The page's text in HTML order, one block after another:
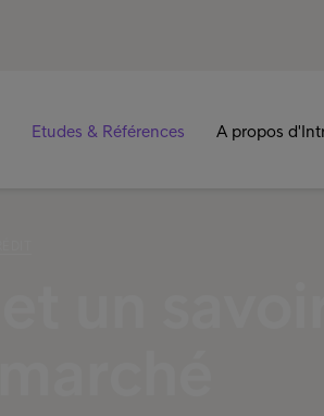
Etudes & Références A propos